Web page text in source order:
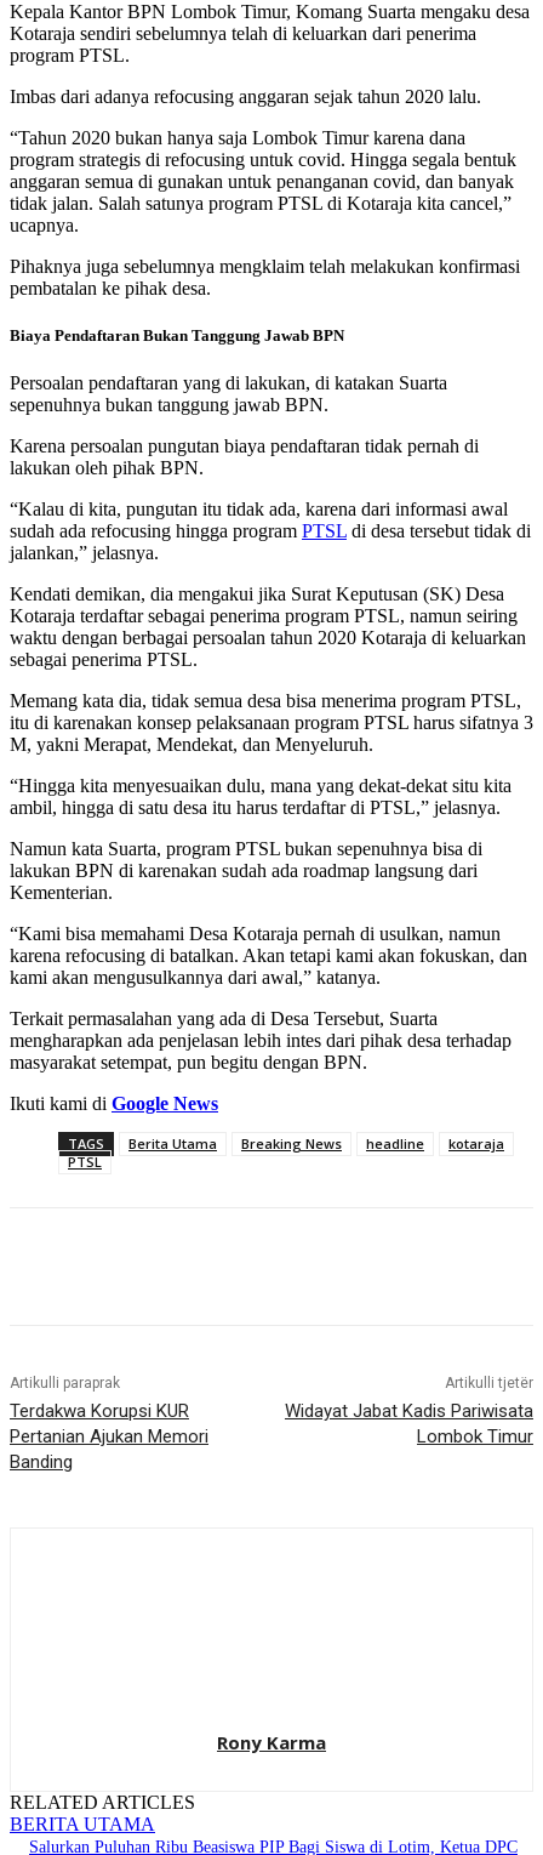
Kepala Kantor BPN Lombok Timur, Komang Suarta mengaku desa
Kotaraja sendiri sebelumnya telah di keluarkan dari penerima
program PTSL.
Imbas dari adanya refocusing anggaran sejak tahun 2020 lalu.
“Tahun 2020 bukan hanya saja Lombok Timur karena dana
program strategis di refocusing untuk covid. Hingga segala bentuk
anggaran semua di gunakan untuk penanganan covid, dan banyak
tidak jalan. Salah satunya program PTSL di Kotaraja kita cancel,”
ucapnya.
Pihaknya juga sebelumnya mengklaim telah melakukan konfirmasi
pembatalan ke pihak desa.
Biaya Pendaftaran Bukan Tanggung Jawab BPN
Persoalan pendaftaran yang di lakukan, di katakan Suarta
sepenuhnya bukan tanggung jawab BPN.
Karena persoalan pungutan biaya pendaftaran tidak pernah di
lakukan oleh pihak BPN.
“Kalau di kita, pungutan itu tidak ada, karena dari informasi awal
sudah ada refocusing hingga program PTSL di desa tersebut tidak di
jalankan,” jelasnya.
Kendati demikan, dia mengakui jika Surat Keputusan (SK) Desa
Kotaraja terdaftar sebagai penerima program PTSL, namun seiring
waktu dengan berbagai persoalan tahun 2020 Kotaraja di keluarkan
sebagai penerima PTSL.
Memang kata dia, tidak semua desa bisa menerima program PTSL,
itu di karenakan konsep pelaksanaan program PTSL harus sifatnya 3
M, yakni Merapat, Mendekat, dan Menyeluruh.
“Hingga kita menyesuaikan dulu, mana yang dekat-dekat situ kita
ambil, hingga di satu desa itu harus terdaftar di PTSL,” jelasnya.
Namun kata Suarta, program PTSL bukan sepenuhnya bisa di
lakukan BPN di karenakan sudah ada roadmap langsung dari
Kementerian.
“Kami bisa memahami Desa Kotaraja pernah di usulkan, namun
karena refocusing di batalkan. Akan tetapi kami akan fokuskan, dan
kami akan mengusulkannya dari awal,” katanya.
Terkait permasalahan yang ada di Desa Tersebut, Suarta
mengharapkan ada penjelasan lebih intes dari pihak desa terhadap
masyarakat setempat, pun begitu dengan BPN.
Ikuti kami di Google News
TAGS Berita Utama Breaking News headline
kotaraja
PTSL
Artikulli paraprak
Terdakwa Korupsi KUR
Pertanian Ajukan Memori
Banding
Artikulli tjetër
Widayat Jabat Kadis Pariwisata
Lombok Timur
Rony Karma
RELATED ARTICLES
BERITA UTAMA
Salurkan Puluhan Ribu Beasiswa PIP Bagi Siswa di Lotim, Ketua DPC